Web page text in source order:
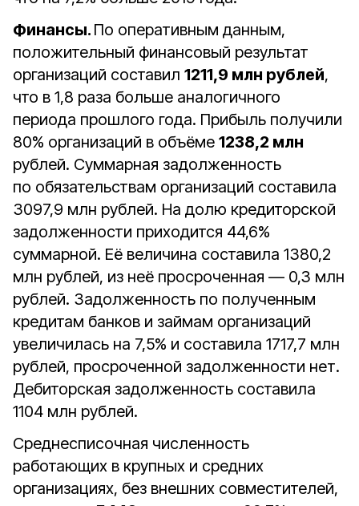
Финансы. По оперативным данным,
положительный финансовый результат
организаций составил 1211,9 млн рублей,
что в 1,8 раза больше аналогичного
периода прошлого года. Прибыль получили
80% организаций в объёме 1238,2 млн
рублей. Суммарная задолженность
по обязательствам организаций составила
3097,9 млн рублей. На долю кредиторской
задолженности приходится 44,6%
суммарной. Её величина составила 1380,2
млн рублей, из неё просроченная — 0,3 млн
рублей. Задолженность по полученным
кредитам банков и займам организаций
увеличилась на 7,5% и составила 1717,7 млн
рублей, просроченной задолженности нет.
Дебиторская задолженность составила
1104 млн рублей.
Среднесписочная численность
работающих в крупных и средних
организациях, без внешних совместителей,